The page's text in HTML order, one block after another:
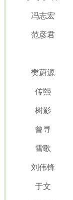
冯志宏
范彦君
樊蔚源
传熙
树影
曾寻
雪歌
刘伟锋
于文